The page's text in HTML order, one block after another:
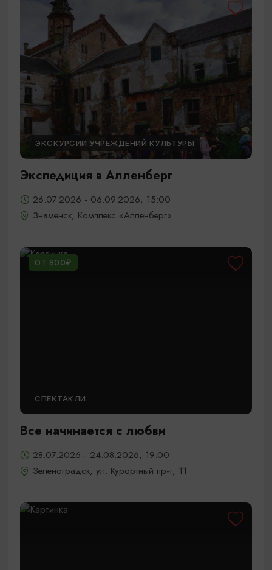
ЭКСКУРСИИ УЧРЕЖДЕНИЙ КУЛЬТУРЫ
Экспедиция в Алленберг
26.07.2026 - 06.09.2026, 15:00
Знаменск, Комплекс «Алленберг»
ОТ 800₽
СПЕКТАКЛИ
Все начинается с любви
28.07.2026 - 24.08.2026, 19:00
Зеленоградск, ул. Курортный пр-т, 11